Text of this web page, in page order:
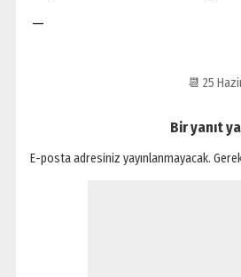
—
📆 25
Bir yanıt
E-posta adresiniz yayınlanmayacak.